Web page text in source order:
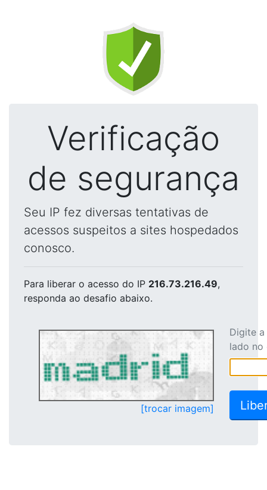
Verificação
de segurança
Seu IP fez diversas tentativas de
acessos suspeitos a sites hospedados
conosco.
Para liberar o acesso do IP 216.73.216.49,
responda ao desafio abaixo.
[trocar imagem]
Digite
lado no